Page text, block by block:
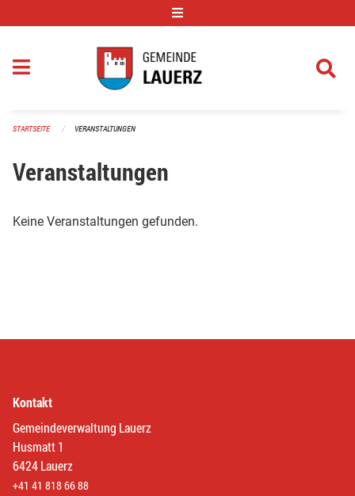
STARTSEITE VERANSTALTUNGEN
Veranstaltungen
Keine Veranstaltungen gefunden.
Kontakt
Gemeindeverwaltung Lauerz
Husmatt 1
6424 Lauerz
+41 41 818 66 88